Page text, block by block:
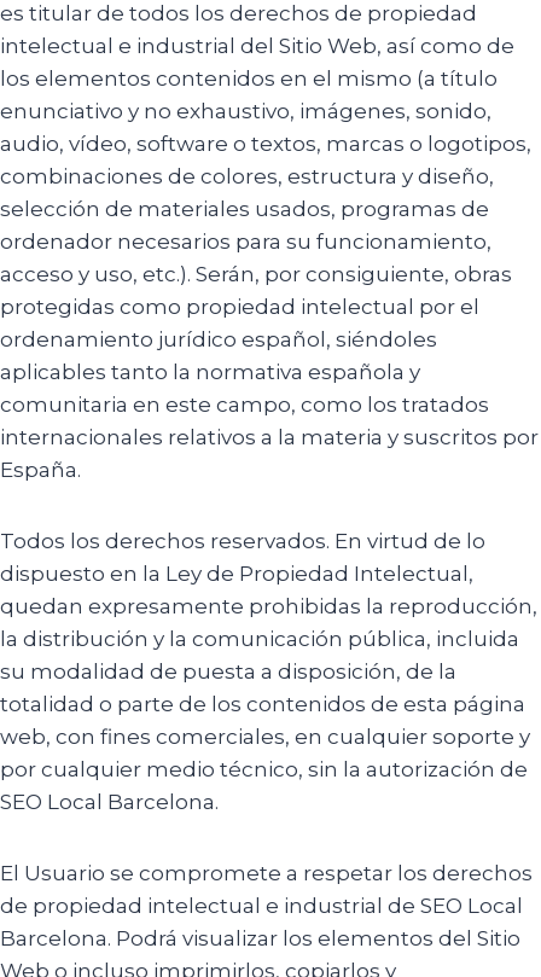
es titular de todos los derechos de propiedad
intelectual e industrial del Sitio Web, así como de
los elementos contenidos en el mismo (a título
enunciativo y no exhaustivo, imágenes, sonido,
audio, vídeo, software o textos, marcas o logotipos,
combinaciones de colores, estructura y diseño,
selección de materiales usados, programas de
ordenador necesarios para su funcionamiento,
acceso y uso, etc.). Serán, por consiguiente, obras
protegidas como propiedad intelectual por el
ordenamiento jurídico español, siéndoles
aplicables tanto la normativa española y
comunitaria en este campo, como los tratados
internacionales relativos a la materia y suscritos por
España.
Todos los derechos reservados. En virtud de lo
dispuesto en la Ley de Propiedad Intelectual,
quedan expresamente prohibidas la reproducción,
la distribución y la comunicación pública, incluida
su modalidad de puesta a disposición, de la
totalidad o parte de los contenidos de esta página
web, con fines comerciales, en cualquier soporte y
por cualquier medio técnico, sin la autorización de
SEO Local Barcelona.
El Usuario se compromete a respetar los derechos
de propiedad intelectual e industrial de SEO Local
Barcelona. Podrá visualizar los elementos del Sitio
Web o incluso imprimirlos, copiarlos y